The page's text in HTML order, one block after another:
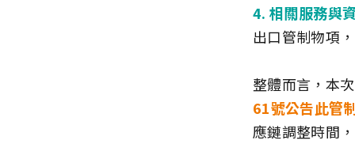
4. 相關服務與
出口管制物項
整體而言，本
61號公告此管
應鏈調整時間